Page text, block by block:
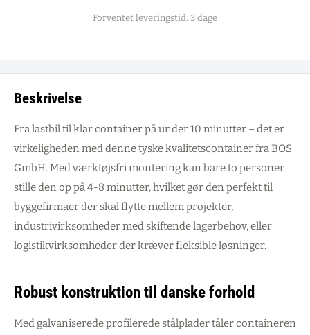
Forventet leveringstid: 3 dage
Beskrivelse
Fra lastbil til klar container på under 10 minutter – det er
virkeligheden med denne tyske kvalitetscontainer fra BOS
GmbH. Med værktøjsfri montering kan bare to personer
stille den op på 4-8 minutter, hvilket gør den perfekt til
byggefirmaer der skal flytte mellem projekter,
industrivirksomheder med skiftende lagerbehov, eller
logistikvirksomheder der kræver fleksible løsninger.
Robust konstruktion til danske forhold
Med galvaniserede profilerede stålplader tåler containeren